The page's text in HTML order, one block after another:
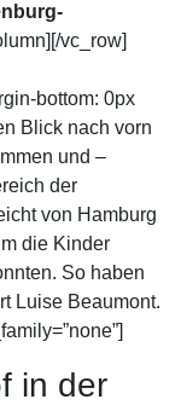
vc_row]
bottom: 0px
Blick nach vorn
und –
der
von Hamburg
die Kinder
So haben
Luise Beaumont.
in der